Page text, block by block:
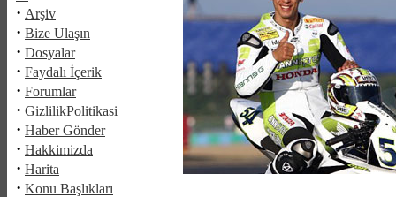
· Arşiv
· Bize Ulaşın
· Dosyalar
· Faydalı İçerik
· Forumlar
· GizlilikPolitikasi
· Haber Gönder
· Hakkimizda
· Harita
· Konu Başlıkları